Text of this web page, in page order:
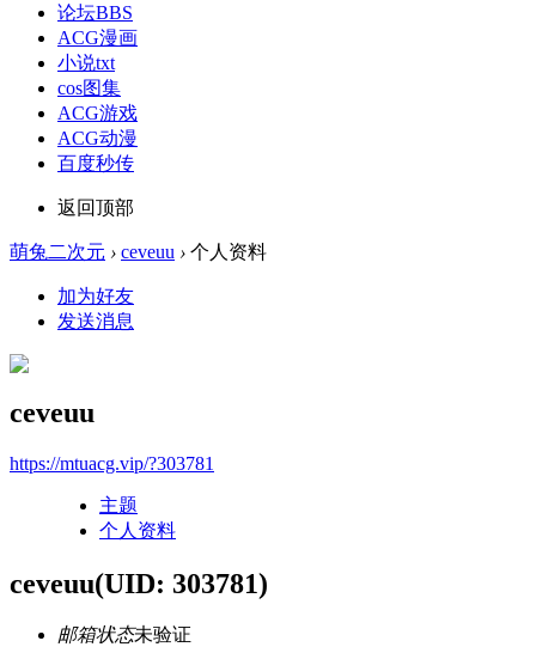
论坛BBS
ACG漫画
小说txt
cos图集
ACG游戏
ACG动漫
百度秒传
返回顶部
萌兔二次元 › ceveuu › 个人资料
加为好友
发送消息
ceveuu
https://mtuacg.vip/?303781
主题
个人资料
ceveuu(UID: 303781)
邮箱状态未验证